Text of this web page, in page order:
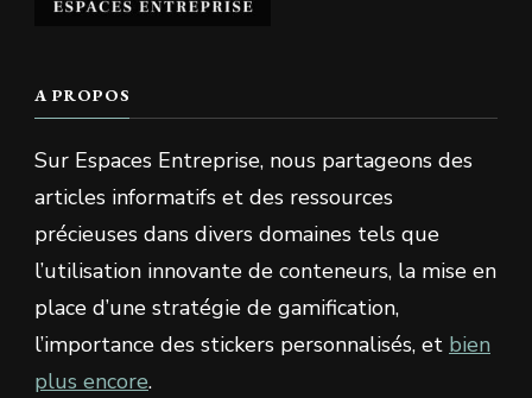
A PROPOS
Sur Espaces Entreprise, nous partageons des
articles informatifs et des ressources
précieuses dans divers domaines tels que
l’utilisation innovante de conteneurs, la mise en
place d’une stratégie de gamification,
l’importance des stickers personnalisés, et bien
plus encore.